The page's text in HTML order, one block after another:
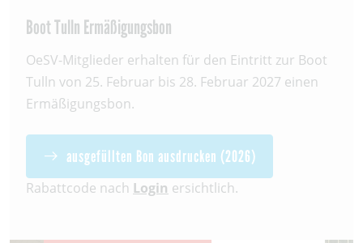
Boot Tulln Ermäßigungsbon
OeSV-Mitglieder erhalten für den Eintritt zur Boot
Tulln von 25. Februar bis 28. Februar 2027 einen
Ermäßigungsbon.
ausgefüllten Bon ausdrucken (2026)
Rabattcode nach Login ersichtlich.